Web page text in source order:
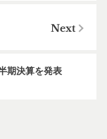
期決算を発表